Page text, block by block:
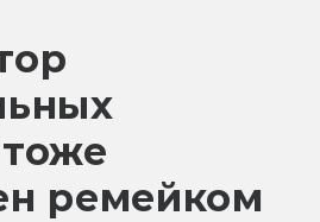
ремейком